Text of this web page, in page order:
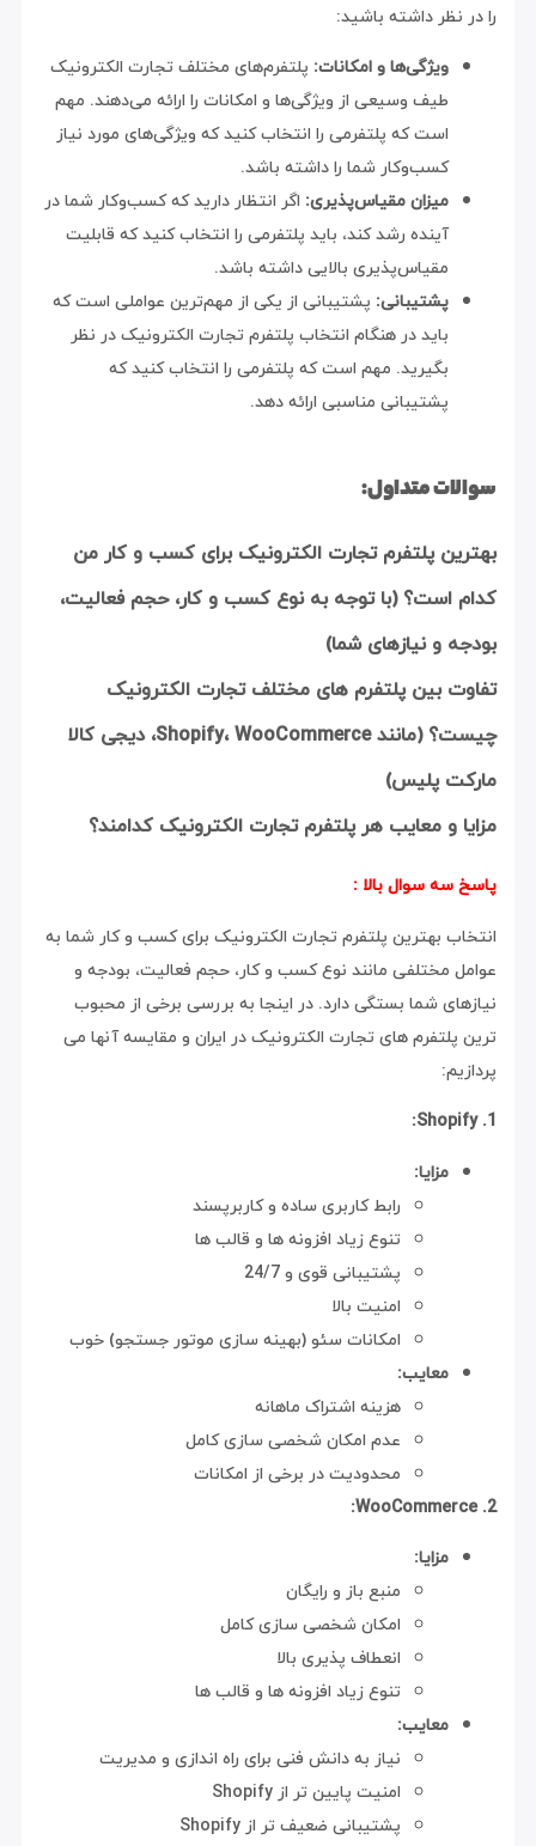
را در نظر داشته باشید:
ویژگی‌ها و امکانات: پلتفرم‌های مختلف تجارت الکترونیک
طیف وسیعی از ویژگی‌ها و امکانات را ارائه می‌دهند. مهم
است که پلتفرمی را انتخاب کنید که ویژگی‌های مورد نیاز
کسب‌وکار شما را داشته باشد.
میزان مقیاس‌پذیری: اگر انتظار دارید که کسب‌وکار شما در
آینده رشد کند، باید پلتفرمی را انتخاب کنید که قابلیت
مقیاس‌پذیری بالایی داشته باشد.
پشتیبانی: پشتیبانی از یکی از مهم‌ترین عواملی است که
باید در هنگام انتخاب پلتفرم تجارت الکترونیک در نظر
بگیرید. مهم است که پلتفرمی را انتخاب کنید که
پشتیبانی مناسبی ارائه دهد.
سوالات متداول:
بهترین پلتفرم تجارت الکترونیک برای کسب و کار من
کدام است؟ (با توجه به نوع کسب و کار، حجم فعالیت،
بودجه و نیازهای شما)
تفاوت بین پلتفرم های مختلف تجارت الکترونیک
چیست؟ (مانند Shopify، WooCommerce، دیجی کالا
مارکت پلیس)
مزایا و معایب هر پلتفرم تجارت الکترونیک کدامند؟
پاسخ سه سوال بالا :
انتخاب بهترین پلتفرم تجارت الکترونیک برای کسب و کار شما به
عوامل مختلفی مانند نوع کسب و کار، حجم فعالیت، بودجه و
نیازهای شما بستگی دارد. در اینجا به بررسی برخی از محبوب
ترین پلتفرم های تجارت الکترونیک در ایران و مقایسه آنها می
پردازیم:
1. Shopify:
مزایا:
رابط کاربری ساده و کاربرپسند
تنوع زیاد افزونه ها و قالب ها
پشتیبانی قوی و 24/7
امنیت بالا
امکانات سئو (بهینه سازی موتور جستجو) خوب
معایب:
هزینه اشتراک ماهانه
عدم امکان شخصی سازی کامل
محدودیت در برخی از امکانات
2. WooCommerce:
مزایا:
منبع باز و رایگان
امکان شخصی سازی کامل
انعطاف پذیری بالا
تنوع زیاد افزونه ها و قالب ها
معایب:
نیاز به دانش فنی برای راه اندازی و مدیریت
امنیت پایین تر از Shopify
پشتیبانی ضعیف تر از Shopify